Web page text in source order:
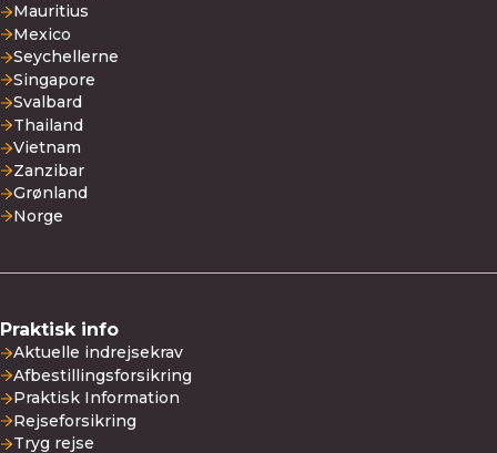
Mauritius
Mexico
Seychellerne
Singapore
Svalbard
Thailand
Vietnam
Zanzibar
Grønland
Norge
Praktisk info
Aktuelle indrejsekrav
Afbestillingsforsikring
Praktisk Information
Rejseforsikring
Tryg rejse